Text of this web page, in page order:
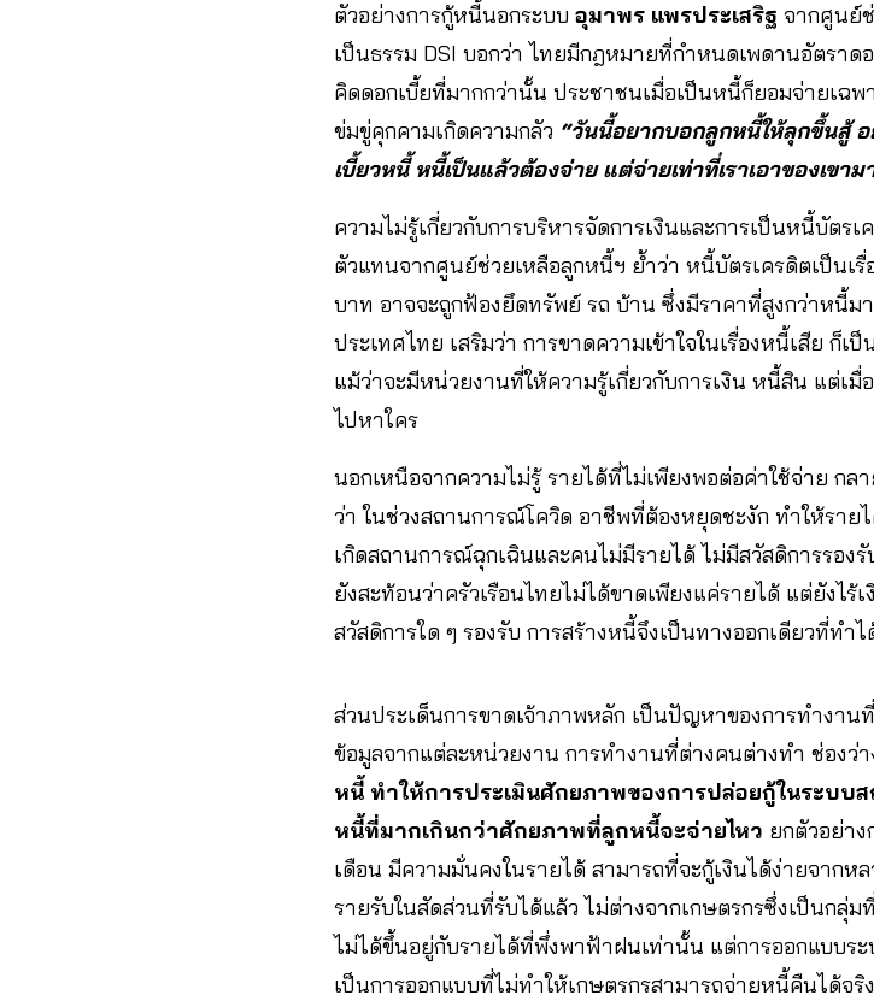
ตัวอย่างการกู้หนี้นอกระบบ อุมาพร แพรประเสริฐ จากศูนย์
เป็นธรรม DSI บอกว่า ไทยมีกฎหมายที่กำหนดเพดานอัตราด
คิดดอกเบี้ยที่มากกว่านั้น ประชาชนเมื่อเป็นหนี้ก็ยอมจ่ายเฉพ
ข่มขู่คุกคามเกิดความกลัว “วันนี้อยากบอกลูกหนี้ให้ลุกขึ้นสู้ อ
เบี้ยวหนี้ หนี้เป็นแล้วต้องจ่าย แต่จ่ายเท่าที่เราเอาของเขาม
ความไม่รู้เกี่ยวกับการบริหารจัดการเงินและการเป็นหนี้บัตร
ตัวแทนจากศูนย์ช่วยเหลือลูกหนี้ฯ ย้ำว่า หนี้บัตรเครดิตเป็นเ
บาท อาจจะถูกฟ้องยึดทรัพย์ รถ บ้าน ซึ่งมีราคาที่สูงกว่าหนี้ม
ประเทศไทย เสริมว่า การขาดความเข้าใจในเรื่องหนี้เสีย ก็
แม้ว่าจะมีหน่วยงานที่ให้ความรู้เกี่ยวกับการเงิน หนี้สิน แต่เ
ไปหาใคร
นอกเหนือจากความไม่รู้ รายได้ที่ไม่เพียงพอต่อค่าใช้จ่าย ก
ว่า ในช่วงสถานการณ์โควิด อาชีพที่ต้องหยุดชะงัก ทำให้ราย
เกิดสถานการณ์ฉุกเฉินและคนไม่มีรายได้ ไม่มีสวัสดิการรอ
ยังสะท้อนว่าครัวเรือนไทยไม่ได้ขาดเพียงแค่รายได้ แต่ยังไร้
สวัสดิการใด ๆ รองรับ การสร้างหนี้จึงเป็นทางออกเดียวที่ทำไ
ส่วนประเด็นการขาดเจ้าภาพหลัก เป็นปัญหาของการทำงาน
ข้อมูลจากแต่ละหน่วยงาน การทำงานที่ต่างคนต่างทำ ช่องว่
หนี้ ทำให้การประเมินศักยภาพของการปล่อยกู้ในระบบ
หนี้ที่มากเกินกว่าศักยภาพที่ลูกหนี้จะจ่ายไหว ยกตัวอย่า
เดือน มีความมั่นคงในรายได้ สามารถที่จะกู้เงินได้ง่ายจาก
รายรับในสัดส่วนที่รับได้แล้ว ไม่ต่างจากเกษตรกรซึ่งเป็นก
ไม่ได้ขึ้นอยู่กับรายได้ที่พึ่งพาฟ้าฝนเท่านั้น แต่การออกแบบร
เป็นการออกแบบที่ไม่ทำให้เกษตรกรสามารถจ่ายหนี้คืนได้จ